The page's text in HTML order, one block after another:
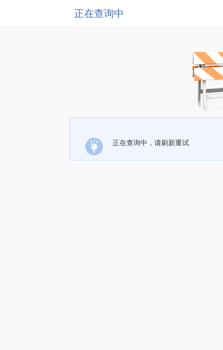
正在查询中
正在查询中，请刷新重试